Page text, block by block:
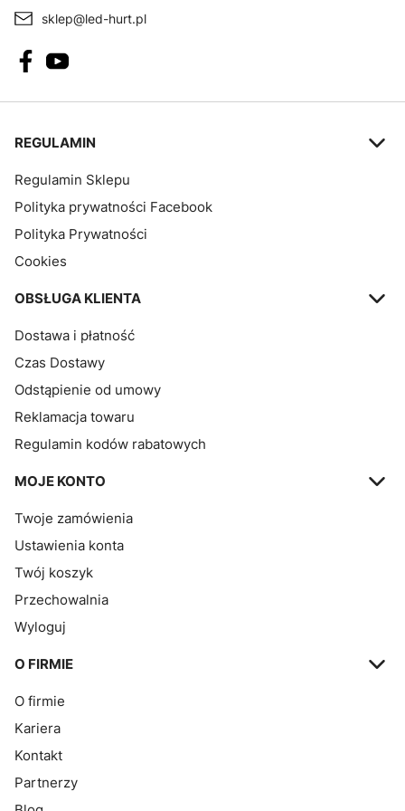
sklep@led-hurt.pl
Linki w stopce
REGULAMIN
Regulamin Sklepu
Polityka prywatności Facebook
Polityka Prywatności
Cookies
OBSŁUGA KLIENTA
Dostawa i płatność
Czas Dostawy
Odstąpienie od umowy
Reklamacja towaru
Regulamin kodów rabatowych
MOJE KONTO
Twoje zamówienia
Ustawienia konta
Twój koszyk
Przechowalnia
Wyloguj
O FIRMIE
O firmie
Kariera
Kontakt
Partnerzy